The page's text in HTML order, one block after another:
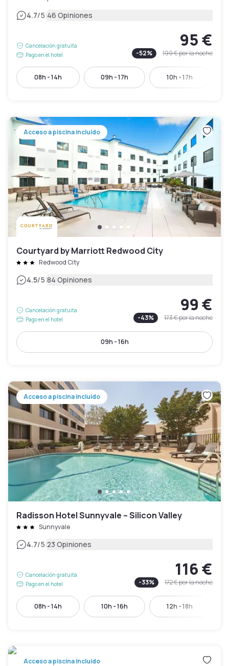
4.7/5|46 Opiniones
Cancelación gratuita
Pago en el hotel
95 €
-52% 199 €por la noche
08h - 14h 09h - 17h 10h - 17h
Acceso a piscina incluido
Courtyard by Marriott Redwood City
Redwood City
4.5/5|84 Opiniones
Cancelación gratuita
Pago en el hotel
99 €
-43% 173 €por la noche
09h - 16h
Acceso a piscina incluido
Radisson Hotel Sunnyvale – Silicon Valley
Sunnyvale
4.7/5|23 Opiniones
Cancelación gratuita
Pago en el hotel
116 €
-33% 172 €por la noche
08h - 14h 10h - 16h 12h - 18h
Acceso a piscina incluido